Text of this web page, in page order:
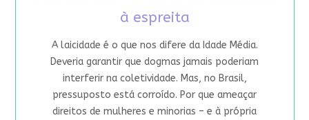
à espreita
A laicidade é o que nos difere da Idade Média.
Deveria garantir que dogmas jamais poderiam
interferir na coletividade. Mas, no Brasil,
pressuposto está corroído. Por que ameaçar
direitos de mulheres e minorias – e à própria